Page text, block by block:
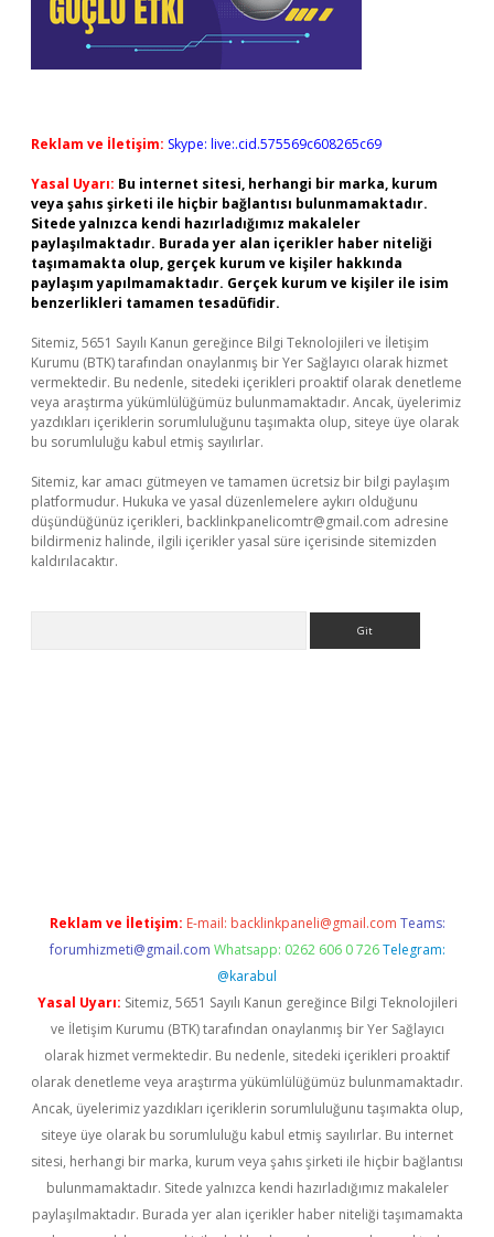
Reklam ve İletişim: Skype: live:.cid.575569c608265c69
Yasal Uyarı: Bu internet sitesi, herhangi bir marka, kurum
veya şahıs şirketi ile hiçbir bağlantısı bulunmamaktadır.
Sitede yalnızca kendi hazırladığımız makaleler
paylaşılmaktadır. Burada yer alan içerikler haber niteliği
taşımamakta olup, gerçek kurum ve kişiler hakkında
paylaşım yapılmamaktadır. Gerçek kurum ve kişiler ile isim
benzerlikleri tamamen tesadüfidir.
Sitemiz, 5651 Sayılı Kanun gereğince Bilgi Teknolojileri ve İletişim
Kurumu (BTK) tarafından onaylanmış bir Yer Sağlayıcı olarak hizmet
vermektedir. Bu nedenle, sitedeki içerikleri proaktif olarak denetleme
veya araştırma yükümlülüğümüz bulunmamaktadır. Ancak, üyelerimiz
yazdıkları içeriklerin sorumluluğunu taşımakta olup, siteye üye olarak
bu sorumluluğu kabul etmiş sayılırlar.
Sitemiz, kar amacı gütmeyen ve tamamen ücretsiz bir bilgi paylaşım
platformudur. Hukuka ve yasal düzenlemelere aykırı olduğunu
düşündüğünüz içerikleri, backlinkpanelicomtr@gmail.com adresine
bildirmeniz halinde, ilgili içerikler yasal süre içerisinde sitemizden
kaldırılacaktır.
Reklam ve İletişim: E-mail: backlinkpaneli@gmail.com Teams:
forumhizmeti@gmail.com Whatsapp: 0262 606 0 726 Telegram:
@karabul
Yasal Uyarı: Sitemiz, 5651 Sayılı Kanun gereğince Bilgi Teknolojileri
ve İletişim Kurumu (BTK) tarafından onaylanmış bir Yer Sağlayıcı
olarak hizmet vermektedir. Bu nedenle, sitedeki içerikleri proaktif
olarak denetleme veya araştırma yükümlülüğümüz bulunmamaktadır.
Ancak, üyelerimiz yazdıkları içeriklerin sorumluluğunu taşımakta olup,
siteye üye olarak bu sorumluluğu kabul etmiş sayılırlar. Bu internet
sitesi, herhangi bir marka, kurum veya şahıs şirketi ile hiçbir bağlantısı
bulunmamaktadır. Sitede yalnızca kendi hazırladığımız makaleler
paylaşılmaktadır. Burada yer alan içerikler haber niteliği taşımamakta